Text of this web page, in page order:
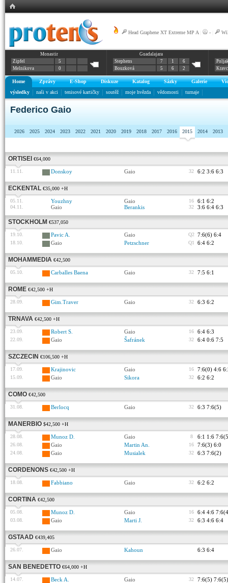
Head Graphene XT Extreme MP A -
Monastir
Zipfel
5
Melnikova
0
Guadalajara
Stephens
7 1
6
Bouzková
5 6 2
Home Zprávy E-Shop Diskuze Katalog Sázky Galerie
výsledky
naši v akci tenisové kartičky soutěž moje hvězda vědomosti turnaje
Federico Gaio
2026 2025 2024 2023 2022 2021 2020 2019 2018 2017 2016 2015 2014 2013
ORTISEI €64,000
11.11. Donskoy Gaio 32 6:2 3:6 6:3
ECKENTAL €35,000 +H
05.11. Youzhny Gaio 16 6:1 6:2
04.11. Gaio Berankis 32 3:6 6:4 6:3
STOCKHOLM €537,050
19.10. Pavic A. Gaio Q2 7:6(6) 6:4
18.10. Gaio Petzschner Q1 6:4 6:2
MOHAMMEDIA €42,500
05.10. Carballes Baena Gaio 32 7:5 6:1
ROME €42,500 +H
28.09. Gim.Traver Gaio 32 6:3 6:2
TRNAVA €42,500 +H
23.09. Robert S. Gaio 16 6:4 6:3
22.09. Gaio Šafránek 32 6:4 0:6 7:5
SZCZECIN €106,500 +H
17.09. Krajinovic Gaio 16 7:6(0) 4:6
15.09. Gaio Sikora 32 6:2 6:2
COMO €42,500
31.08. Berlocq Gaio 32 6:3 7:6(5)
MANERBIO $42,500 +H
28.08. Munoz D. Gaio 8 6:1 1:6
26.08. Gaio Martin An. 16 7:6(3) 6:0
24.08. Gaio Musialek 32 6:3 7:6(2)
CORDENONS €42,500 +H
18.08. Fabbiano Gaio 32 6:2 6:2
CORTINA €42,500
05.08. Munoz D. Gaio 16 6:4 4:6
03.08. Gaio Marti J. 32 6:3 4:6 6:4
GSTAAD €439,405
26.07. Gaio Kahoun 6:3 6:4
SAN BENEDETTO €64,000 +H
14.07. Beck A. Gaio 32 7:6(5) 7:6(5)